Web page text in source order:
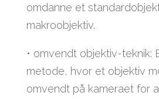
omdanne et
makroobjektiv.
• omvendt objektiv-teknik:
metode, hvor et objektiv
omvendt på kameraet for